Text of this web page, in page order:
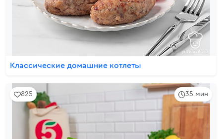
Классические домашние котлеты
35 мин
825